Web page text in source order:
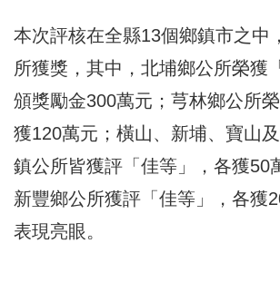
本次評核在全縣13個鄉鎮市之中
所獲獎，其中，北埔鄉公所榮獲
頒獎勵金300萬元；芎林鄉公所
獲120萬元；橫山、新埔、寶山
鎮公所皆獲評「佳等」，各獲50
新豐鄉公所獲評「佳等」，各獲
表現亮眼。